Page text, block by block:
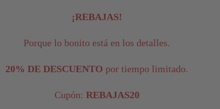
precios:
hasta
12,99 €
¡REBAJAS!
Porque lo bonito está en los detalles.
20% DE DESCUENTO por tiempo limitado.
Cupón: REBAJAS20